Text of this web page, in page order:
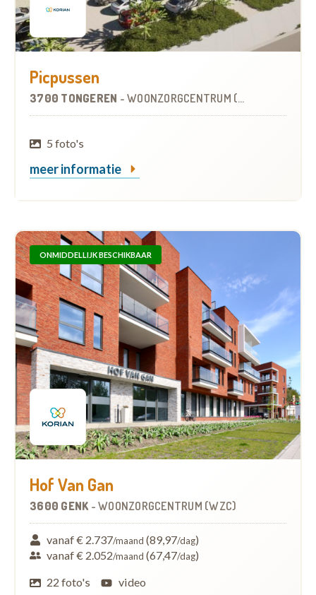
Picpussen
3700 TONGEREN - WOONZORGCENTRUM (WZC)
5 foto's
meer informatie
ONMIDDELLIJK BESCHIKBAAR
Hof Van Gan
3600 GENK - WOONZORGCENTRUM (WZC)
vanaf € 2.737/maand (89,97/dag)
vanaf € 2.052/maand (67,47/dag)
22 foto's
video